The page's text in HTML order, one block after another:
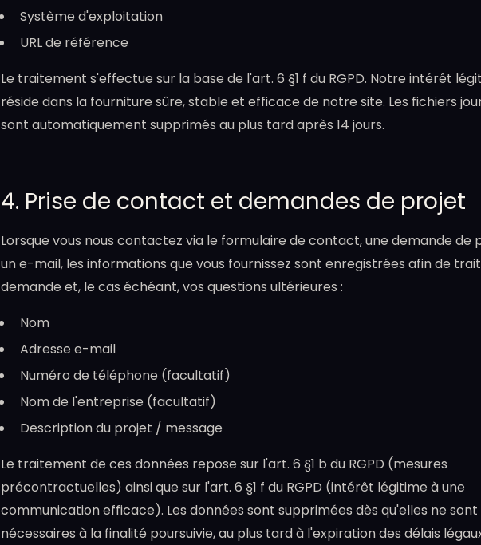
Système d'exploitation
URL de référence
Le traitement s'effectue sur la base de l'art. 6 §1 f du RGPD. Notre intérêt
réside dans la fourniture sûre, stable et efficace de notre site. Les fichiers
sont automatiquement supprimés au plus tard après 14 jours.
4. Prise de contact et demandes de projet
Lorsque vous nous contactez via le formulaire de contact, une demande de
un e-mail, les informations que vous fournissez sont enregistrées afin de
demande et, le cas échéant, vos questions ultérieures :
Nom
Adresse e-mail
Numéro de téléphone (facultatif)
Nom de l'entreprise (facultatif)
Description du projet / message
Le traitement de ces données repose sur l'art. 6 §1 b du RGPD (mesures
précontractuelles) ainsi que sur l'art. 6 §1 f du RGPD (intérêt légitime à une
communication efficace). Les données sont supprimées dès qu'elles ne sont
nécessaires à la finalité poursuivie, au plus tard à l'expiration des délais